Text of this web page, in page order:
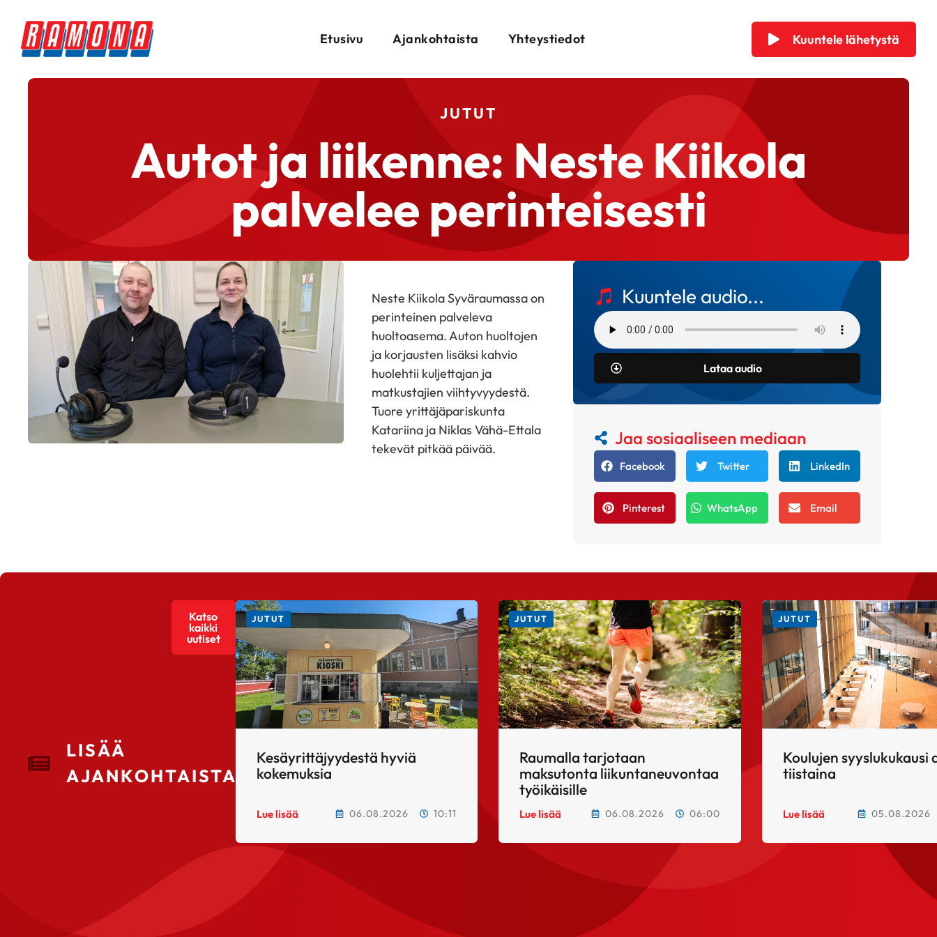
Etusivu Ajankohtaista Yhteystiedot Kuuntele lähetystä
JUTUT
Autot ja liikenne: Neste Kiikola
palvelee perinteisesti
Neste Kiikola Syväraumassa on
perinteinen palveleva
huoltoasema. Auton huoltojen
ja korjausten lisäksi kahvio
huolehtii kuljettajan ja
matkustajien viihtyvyydestä.
Tuore yrittäjäpariskunta
Katariina ja Niklas Vähä-Ettala
tekevät pitkää päivää.
Kuuntele audio...
Lataa audio
Jaa sosiaaliseen mediaan
Facebook Twitter LinkedIn
Pinterest WhatsApp Email
LISÄÄ
AJANKOHTAISTA
Katso
kaikki
uutiset
JUTUT
Kesäyrittäjyydestä hyviä
kokemuksia
Lue lisää 06.08.2026 10:11
JUTUT
Raumalla tarjotaan
maksutonta liikuntaneuvontaa
työikäisille
Lue lisää 06.08.2026 06:00
JUTUT
Koulujen syyslukukausi
tiistaina
Lue lisää 05.08.2026